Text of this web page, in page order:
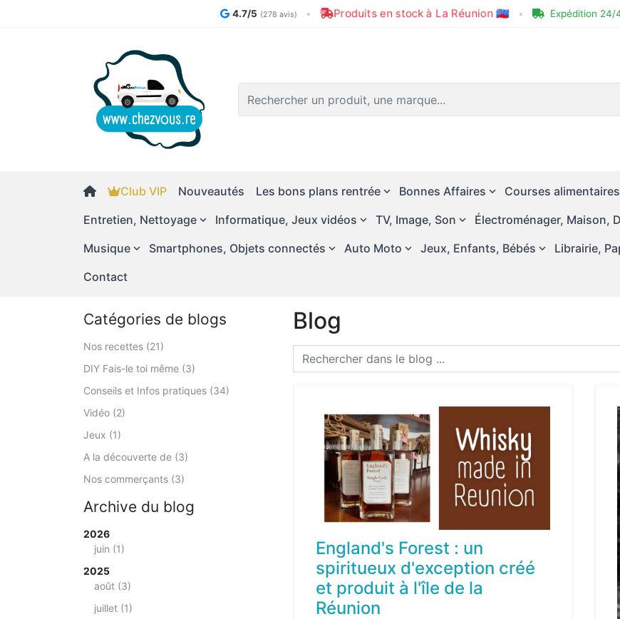
4.7/5 (278 avis) • Produits en stock à La Réunion 🇷🇪 • Expédition 24/
Club VIP Nouveautés Les bons plans rentrée Bonnes Affaires Courses alimentaires
Entretien, Nettoyage
Informatique, Jeux vidéos TV, Image, Son Électroménager, Maison,
Musique
Smartphones, Objets connectés Auto Moto Jeux, Enfants, Bébés Librairie,
Contact
Catégories de blogs
Nos recettes (21)
DIY Fais-le toi même (3)
Conseils et Infos pratiques (34)
Vidéo (2)
Jeux (1)
A la découverte de (3)
Nos commerçants (3)
Archive du blog
2026
juin (1)
2025
août (3)
juillet (1)
Blog
England's Forest : un
spiritueux d'exception créé
et produit à l'île de la
Réunion